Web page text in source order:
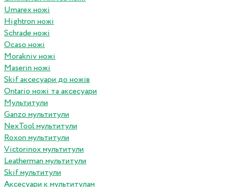
Umarex ножі
Hightron ножі
Schrade ножі
Ocaso ножі
Morakniv ножі
Maserin ножі
Skif аксесуари до ножів
Ontario ножі та аксесуари
Мультитули
Ganzo мультитули
NexTool мультитули
Roxon мультитули
Victorinox мультитули
Leatherman мультитули
Skif мультитули
Аксесуари к мультитулам